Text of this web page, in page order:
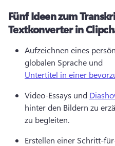
Fünf Ideen zum
Textkonverter in
Aufzeichnen eines
globalen Sprache und
Untertitel in einer
Video-Essays und
hinter den Bildern zu
zu begleiten.
Erstellen einer Schritt-